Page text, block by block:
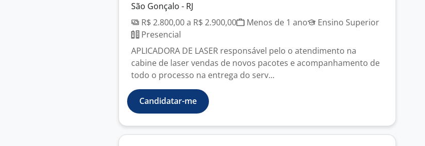
São Gonçalo - RJ
R$ 2.800,00 a R$ 2.900,00
Menos de 1 ano
Ensino Superior
Presencial
APLICADORA DE LASER responsável pelo o atendimento na
cabine de laser vendas de novos pacotes e acompanhamento de
todo o processo na entrega do serv...
Candidatar-me